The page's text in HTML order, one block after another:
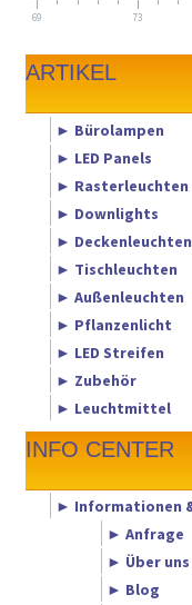
69 73
ARTIKEL
► Bürolampen
► LED Panels
► Rasterleuchten
► Downlights
► Deckenleuchten
► Tischleuchten
► Außenleuchten
► Pflanzenlicht
► LED Streifen
► Zubehör
► Leuchtmittel
INFO CENTER
► Informationen
► Anfrage
► Über uns
► Blog